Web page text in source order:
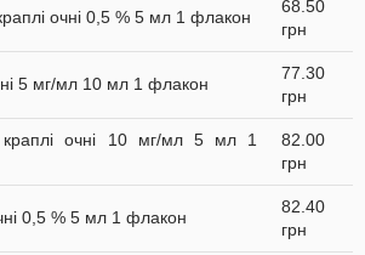
очні 0,5 % 5 мл 1 флакон
68.50
грн
5 мг/мл 10 мл 1 флакон
77.30
грн
краплі очні 10 мг/мл 5 мл 1
82.00
грн
0,5 % 5 мл 1 флакон
82.40
грн